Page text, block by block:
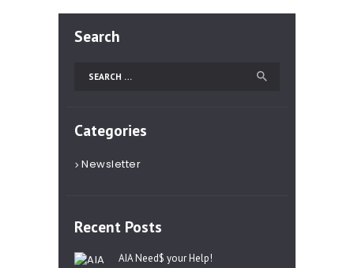
Search
for:
Categories
Newsletter
Recent Posts
AIA Need$ your Help!